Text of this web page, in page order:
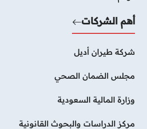
أهم الشركات
شركة طيران أديل
مجلس الضمان الصحي
وزارة المالية السعودية
مركز الدراسات والبحوث القانونية